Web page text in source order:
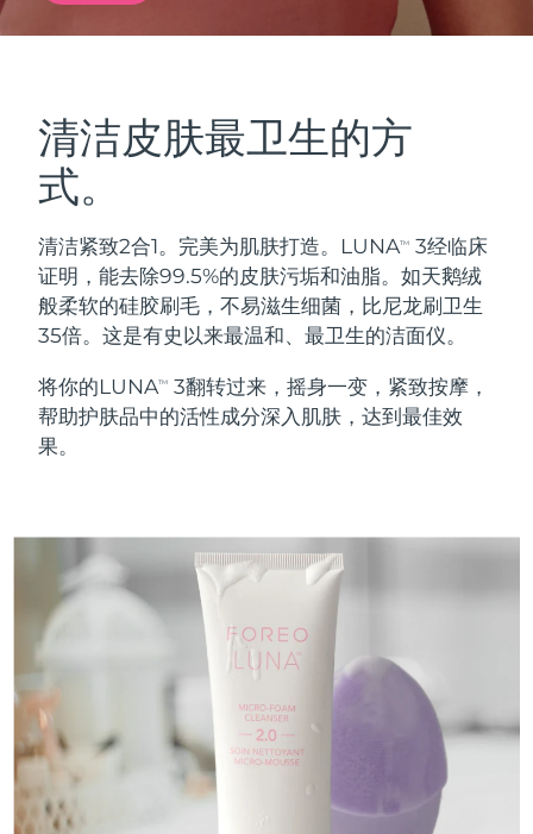
清洁皮肤最卫生的方
式。
清洁紧致2合1。完美为肌肤打造。LUNATM
3经临床
证明，能去除99.5%的皮肤污垢和油脂。如天鹅绒
般柔软的硅胶刷毛，不易滋生细菌，比尼龙刷卫生
35倍。这是有史以来最温和、最卫生的洁面仪。
将你的LUNATM
3翻转过来，摇身一变，紧致按摩，
帮助护肤品中的活性成分深入肌肤，达到最佳效
果。
红光疗法
LUNA™ 4 套装
Anti-aging massage
LUNA™ 4 Plus
Massage, LED heating
For men, anti-aging massage
LUNA™ 4 mini
For young skin, T-zone
LUNA™ 4 go
For travel or gym bag
BEAR™ 2 套装
Microcurrent toning
BEAR™ 2 go
Microcurrent toning on-the-go
Microcurrent line smoothing device
面部提拉护理
Premium anti-aging skincare
BEAR™ 设备
All premium facelift devices
UFO™ 3 套装
Near-infrared and red light therapy
device
UFO™ 3 mini
Red light therapy device for young skin
UFO™ 3 go
Portable red light therapy
issa™ 4
issa™ 4 plus
Smart hybrid silicone sonic toothbrush
issa™ 4 smile
Hybrid silicone sonic toothbrush
issa™ 4 baby
For ages 0-3
FAQ™ 抗老护理
抗老
FAQ™ 101
Clinical anti-aging
FAQ™ 102
Advanced clinical anti-aging
LED治疗
FAQ™ 201
LED mask
FAQ™ 202
LED mask
生发
FAQ™ 301
LED hair strengthening scalp massager
肌肤年轻化
NEW
FAQ™ 501
Full-Spectrum Red Light Therapy
NEW
奥地利 预计送达日期
巴林
比利时 预计送达日期 09/08/2026
百慕大 预计送达日期15/08/2026
波斯尼亚和黑塞哥维那 预计送达日期12/08/2026
文莱 预计送达日期14/08/2026
保加利亚
智利 预计送达日期
中国
哥伦比亚 预计送达日期13/08/2026
克罗地亚 09/08/2026
塞浦路斯 10/08/2026